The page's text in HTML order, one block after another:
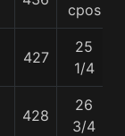
cpos
427
25
1/4
428
26
3/4